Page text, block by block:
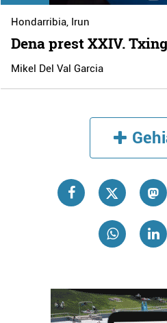
Hondarribia, Irun
Dena prest XXIV.
Mikel Del Val Garcia